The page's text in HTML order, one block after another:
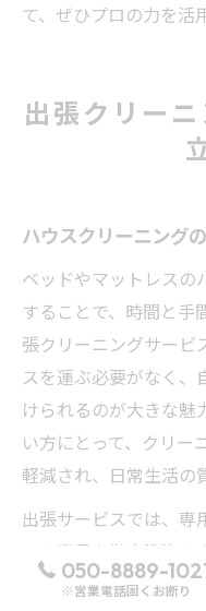
て、ぜひプロの力を活
出張クリー
ハウスクリーニング
ベッドやマットレスの
することで、時間と手
張クリーニングサービ
スを運ぶ必要がなく、
けられるのが大きな魅
い方にとって、クリー
軽減され、日常生活の
出張サービスでは、専
ドや寝具を徹底洗浄し
ダニやアレルゲン、
050-8889-
※営業電話固くお断り